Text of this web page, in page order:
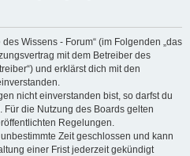
Wissens - Forum“ (im Folgenden „das
mit dem Betreiber des
und erklärst dich mit den
nicht einverstanden bist, so darfst du
Für die Nutzung des Boards gelten
Regelungen.
Zeit geschlossen und kann
einer Frist jederzeit gekündigt